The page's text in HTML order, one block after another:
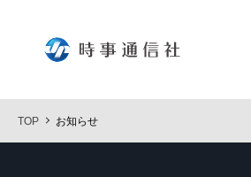
TOP お知らせ